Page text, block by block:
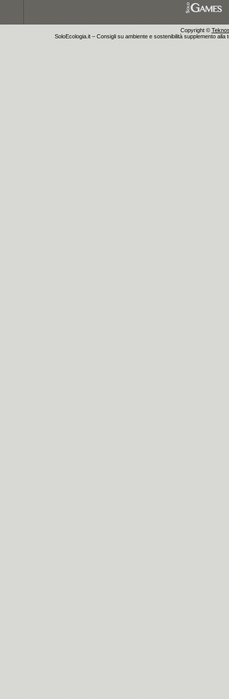
Copyright ©
SoloEcologia.it – Consigli su ambiente e sostenibilità supplemento